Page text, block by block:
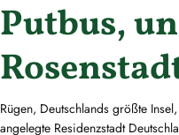
Putbus,
Rügen, Deutschlands größte
angelegte Residenzstadt